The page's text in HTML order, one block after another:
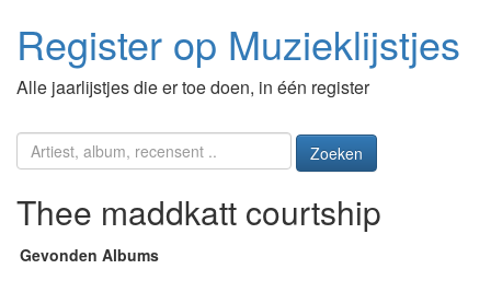
Register op Muzieklijstjes
Alle jaarlijstjes die er toe doen, in één register
Zoeken
Thee maddkatt courtship
Gevonden Albums